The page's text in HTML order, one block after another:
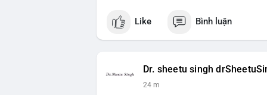
chuyển một cụm BTC lớn trong thời
đang tái phân bổ tài sản, có thể là bước
cho nhà đầu tư nhỏ lẻ, khi dòng tiền
hạn.
Like Bình luận
Dr. sheetu singh
24 m